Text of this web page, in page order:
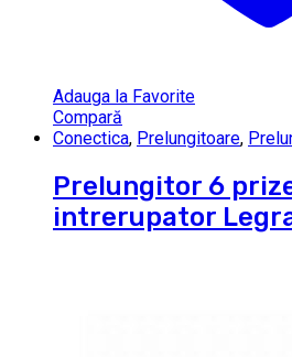
Adauga la Favorite
Compară
Conectica, Prelungitoare,
Prelungitor 6
intrerupator